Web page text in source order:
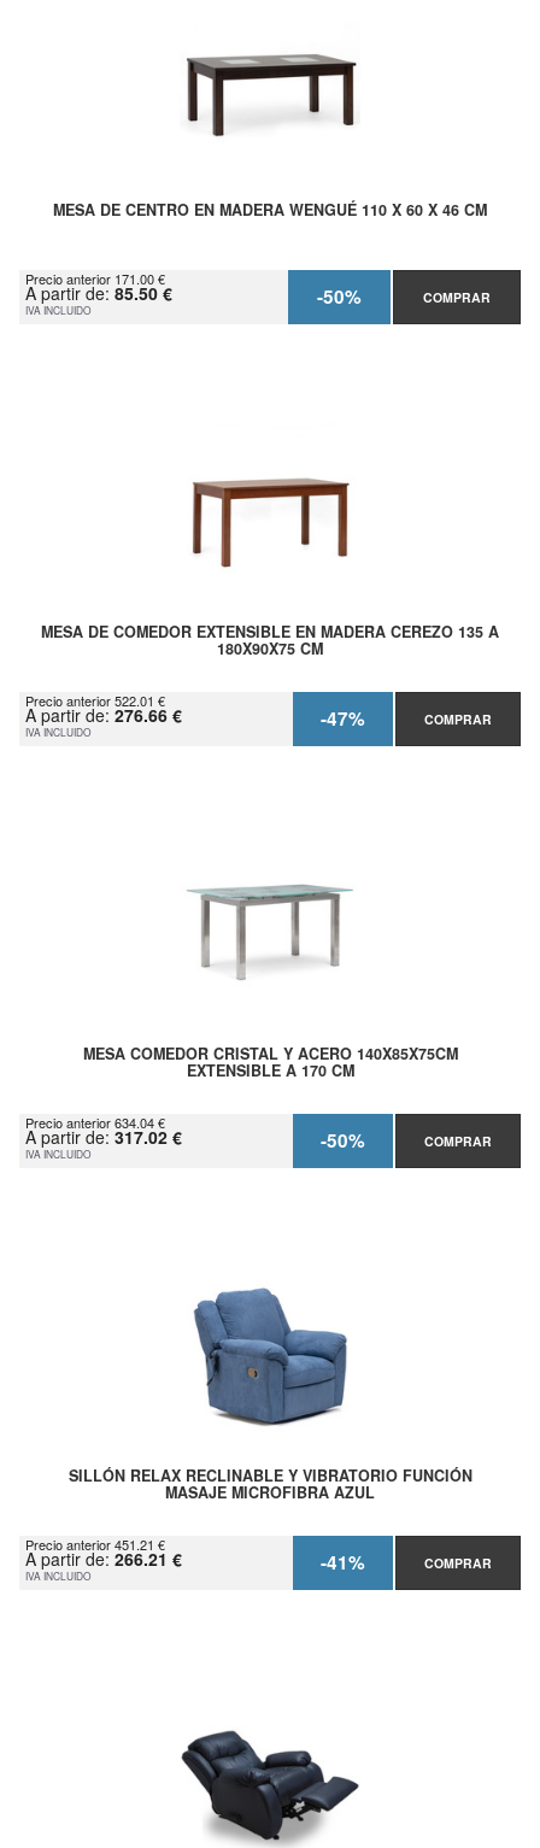
MESA DE CENTRO EN MADERA WENGUÉ 110 X 60 X 46 CM
Precio anterior 171.00 €
A partir de: 85.50 €
IVA INCLUIDO -50% COMPRAR
MESA DE COMEDOR EXTENSIBLE EN MADERA CEREZO 135 A
180X90X75 CM
Precio anterior 522.01 €
A partir de: 276.66 €
IVA INCLUIDO -47% COMPRAR
MESA COMEDOR CRISTAL Y ACERO 140X85X75CM
EXTENSIBLE A 170 CM
Precio anterior 634.04 €
A partir de: 317.02 €
IVA INCLUIDO -50% COMPRAR
SILLÓN RELAX RECLINABLE Y VIBRATORIO FUNCIÓN
MASAJE MICROFIBRA AZUL
Precio anterior 451.21 €
A partir de: 266.21 €
IVA INCLUIDO -41% COMPRAR